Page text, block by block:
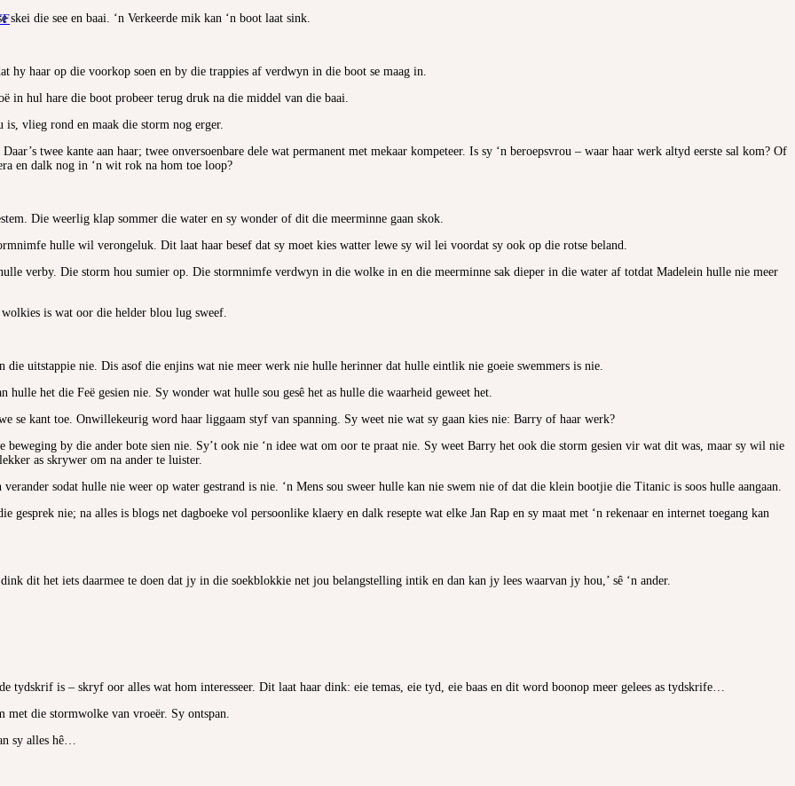
die see en baai. ‘n Verkeerde mik kan ‘n boot laat sink.
hy haar op die voorkop soen en by die trappies af verdwyn in die boot se maag in.
in hul hare die boot probeer terug druk na die middel van die baai.
vlieg rond en maak die storm nog erger.
twee kante aan haar; twee onversoenbare dele wat permanent met mekaar kompeteer. Is sy ‘n beroepsvrou – waar haar werk altyd eerste sal kom? Of
en dalk nog in ‘n wit rok na hom toe loop?
Die weerlig klap sommer die water en sy wonder of dit die meerminne gaan skok.
hulle wil verongeluk. Dit laat haar besef dat sy moet kies watter lewe sy wil lei voordat sy ook op die rotse beland.
verby. Die storm hou sumier op. Die stormnimfe verdwyn in die wolke in en die meerminne sak dieper in die water af totdat Madelein hulle nie meer
is wat oor die helder blou lug sweef.
die uitstappie nie. Dis asof die enjins wat nie meer werk nie hulle herinner dat hulle eintlik nie goeie swemmers is nie.
het die Feë gesien nie. Sy wonder wat hulle sou gesê het as hulle die waarheid geweet het.
se kant toe. Onwillekeurig word haar liggaam styf van spanning. Sy weet nie wat sy gaan kies nie: Barry of haar werk?
by die ander bote sien nie. Sy’t ook nie ‘n idee wat om oor te praat nie. Sy weet Barry het ook die storm gesien vir wat dit was, maar sy wil nie
as skrywer om na ander te luister.
sodat hulle nie weer op water gestrand is nie. ‘n Mens sou sweer hulle kan nie swem nie of dat die klein bootjie die Titanic is soos hulle aangaan.
gesprek nie; na alles is blogs net dagboeke vol persoonlike klaery en dalk resepte wat elke Jan Rap en sy maat met ‘n rekenaar en internet toegang kan
dit het iets daarmee te doen dat jy in die soekblokkie net jou belangstelling intik en dan kan jy lees waarvan jy hou,’ sê ‘n ander.
tydskrif is – skryf oor alles wat hom interesseer. Dit laat haar dink: eie temas, eie tyd, eie baas en dit word boonop meer gelees as tydskrife…
met die stormwolke van vroeër. Sy ontspan.
sy alles hê…